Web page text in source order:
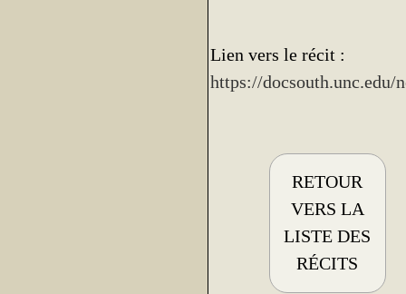
Lien vers le récit :
https://docsouth.unc.edu/
RETOUR
VERS LA
LISTE DES
RÉCITS